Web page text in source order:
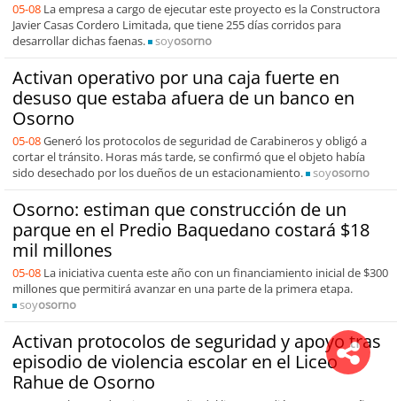
05-08 La empresa a cargo de ejecutar este proyecto es la Constructora
Javier Casas Cordero Limitada, que tiene 255 días corridos para
desarrollar dichas faenas.
soyosorno
Activan operativo por una caja fuerte en
desuso que estaba afuera de un banco en
Osorno
05-08Generó los protocolos de seguridad de Carabineros y obligó a
cortar el tránsito. Horas más tarde, se confirmó que el objeto había
sido desechado por los dueños de un estacionamiento.
soyosorno
Osorno: estiman que construcción de un
parque en el Predio Baquedano costará $18
mil millones
05-08 La iniciativa cuenta este año con un financiamiento inicial de $300
millones que permitirá avanzar en una parte de la primera etapa.
soyosorno
Activan protocolos de seguridad y apoyo tras
episodio de violencia escolar en el Liceo
Rahue de Osorno